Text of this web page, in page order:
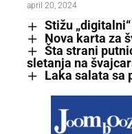
april 20, 2024
Stižu
Nova karta za
Šta strani
sletanja na
Laka salata sa